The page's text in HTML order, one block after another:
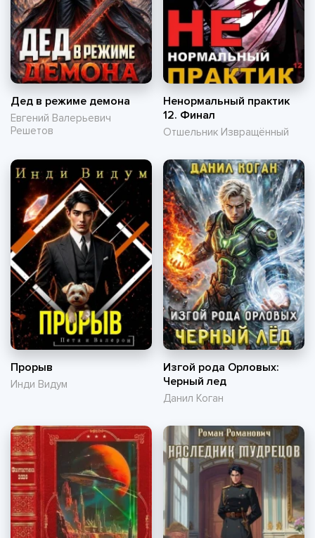
Дед в режиме демона
Евгений Валерьевич
Решетов
Ненормальный практик
12. Финал
Отшельник Извращённый
Прорыв
Инди Видум
Изгой рода Орловых:
Черный лед
Данил Коган